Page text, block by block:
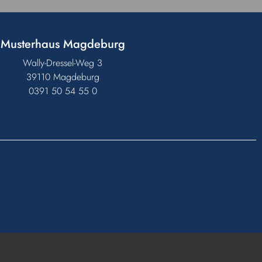
Musterhaus Magdeburg
Wally-Dressel-Weg 3
39110 Magdeburg
0391 50 54 55 0